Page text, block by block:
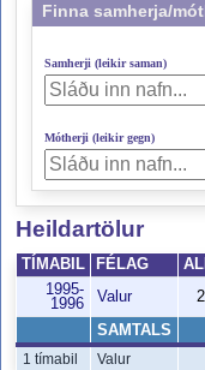
Finna samherja/
Samherji (leikir saman)
Mótherji (leikir gegn)
Heildartölur
TÍMABIL FÉLAG
1995-
1996
Valur
SAMTALS
1 tímabil Valur